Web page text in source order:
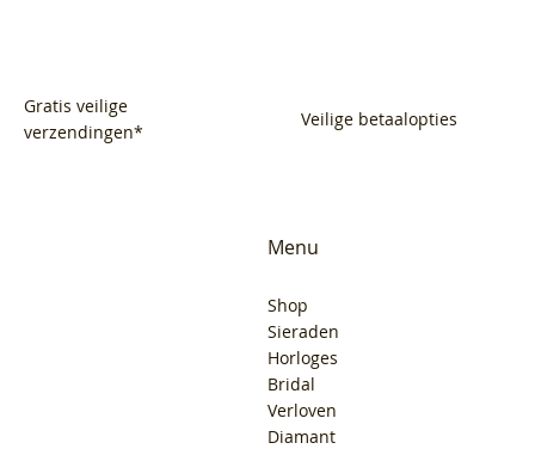
Gratis veilige
verzendingen*
Veilige betaalopties
Menu
Shop
Sieraden
Horloges
Bridal
Verloven
Diamant